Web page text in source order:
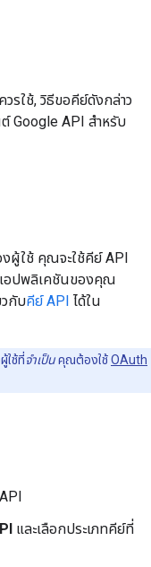
รใช้, วิธีขอคีย์ดังกล่าว
Google API สำหรับ
งผู้ใช้ คุณจะใช้คีย์ API
แอปพลิเคชันของคุณ
กับคีย์ API ได้ใน
ใช้ที่จำเป็นคุณต้องใช้OAuth
และเลือกประเภทคีย์ที่